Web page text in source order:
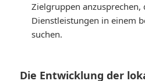
Zielgruppen anzusprechen,
Dienstleistungen in einem
suchen.
Die Entwicklung der